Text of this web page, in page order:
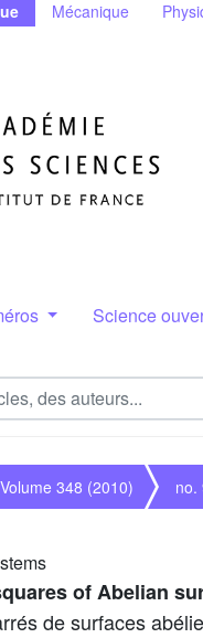
Mécanique
Science
Volume 348 (2010) no.
of Abelian
de surfaces